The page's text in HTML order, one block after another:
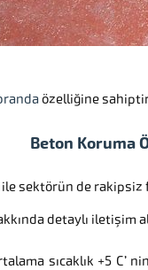
özelliğine
Beton Koruma
ile sektörün de
detaylı iletişim
sıcaklık +5 C’